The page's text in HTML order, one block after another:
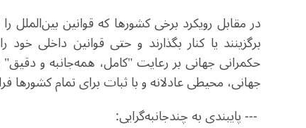
در مقابل رویکرد برخی کشورها که قوانین بین‌الملل
برگزینند یا کنار بگذارند و حتی قوانین داخلی
حکمرانی جهانی بر رعایت "کامل، همه‌جانبه و دقیق"
جهانی، محیطی عادلانه و با ثبات برای تمام کشورها
--- پایبندی به چندجانبه‌گرایی: